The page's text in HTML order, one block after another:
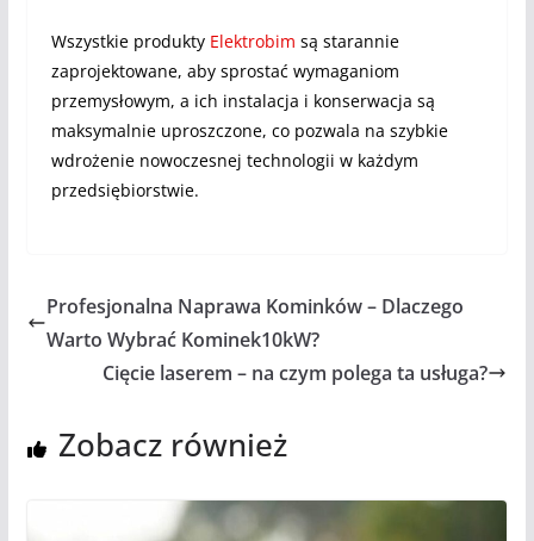
Wszystkie produkty Elektrobim są starannie
zaprojektowane, aby sprostać wymaganiom
przemysłowym, a ich instalacja i konserwacja są
maksymalnie uproszczone, co pozwala na szybkie
wdrożenie nowoczesnej technologii w każdym
przedsiębiorstwie.
Profesjonalna Naprawa Kominków – Dlaczego
Warto Wybrać Kominek10kW?
Cięcie laserem – na czym polega ta usługa?
Zobacz również